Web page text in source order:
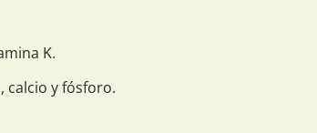
K.
calcio y fósforo.